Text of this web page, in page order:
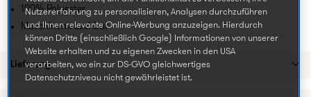
100% Polyester
Maschinenwaschbar
Lieferung
Nutzererfahrung zu personalisieren, Analysen durchzuführen
und Ihnen relevante Online-Werbung anzuzeigen. Hierdurch
können Dritte (einschließlich Google) Informationen von unserer
Website erhalten und zu eigenen Zwecken in den USA
verarbeiten, wo ein zur DS-GVO gleichwertiges
Datenschutzniveau nicht gewährleistet ist.